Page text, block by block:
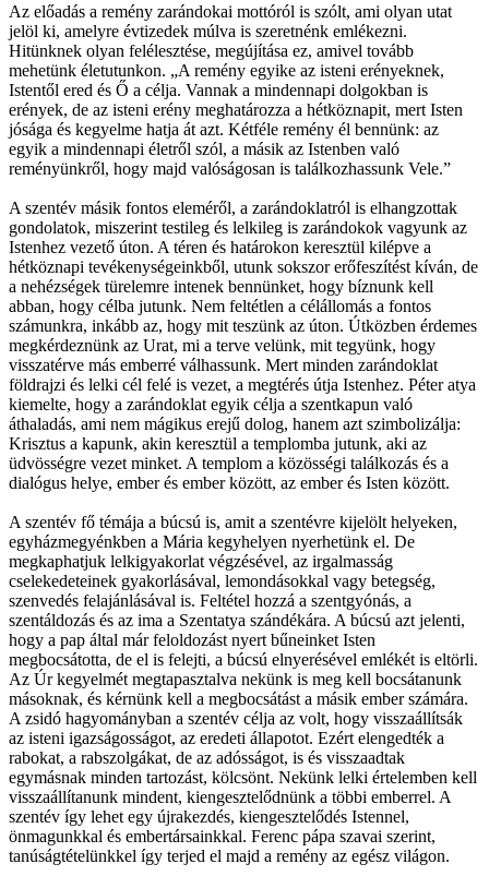
Az előadás a remény zarándokai mottóról is szólt, ami olyan utat
jelöl ki, amelyre évtizedek múlva is szeretnénk emlékezni.
Hitünknek olyan felélesztése, megújítása ez, amivel tovább
mehetünk életutunkon. „A remény egyike az isteni erényeknek,
Istentől ered és Ő a célja. Vannak a mindennapi dolgokban is
erények, de az isteni erény meghatározza a hétköznapit, mert Isten
jósága és kegyelme hatja át azt. Kétféle remény él bennünk: az
egyik a mindennapi életről szól, a másik az Istenben való
reményünkről, hogy majd valóságosan is találkozhassunk Vele.”
A szentév másik fontos eleméről, a zarándoklatról is elhangzottak
gondolatok, miszerint testileg és lelkileg is zarándokok vagyunk az
Istenhez vezető úton. A téren és határokon keresztül kilépve a
hétköznapi tevékenységeinkből, utunk sokszor erőfeszítést kíván, de
a nehézségek türelemre intenek bennünket, hogy bíznunk kell
abban, hogy célba jutunk. Nem feltétlen a célállomás a fontos
számunkra, inkább az, hogy mit teszünk az úton. Útközben érdemes
megkérdeznünk az Urat, mi a terve velünk, mit tegyünk, hogy
visszatérve más emberré válhassunk. Mert minden zarándoklat
földrajzi és lelki cél felé is vezet, a megtérés útja Istenhez. Péter atya
kiemelte, hogy a zarándoklat egyik célja a szentkapun való
áthaladás, ami nem mágikus erejű dolog, hanem azt szimbolizálja:
Krisztus a kapunk, akin keresztül a templomba jutunk, aki az
üdvösségre vezet minket. A templom a közösségi találkozás és a
dialógus helye, ember és ember között, az ember és Isten között.
A szentév fő témája a búcsú is, amit a szentévre kijelölt helyeken,
egyházmegyénkben a Mária kegyhelyen nyerhetünk el. De
megkaphatjuk lelkigyakorlat végzésével, az irgalmasság
cselekedeteinek gyakorlásával, lemondásokkal vagy betegség,
szenvedés felajánlásával is. Feltétel hozzá a szentgyónás, a
szentáldozás és az ima a Szentatya szándékára. A búcsú azt jelenti,
hogy a pap által már feloldozást nyert bűneinket Isten
megbocsátotta, de el is felejti, a búcsú elnyerésével emlékét is eltörli.
Az Úr kegyelmét megtapasztalva nekünk is meg kell bocsátanunk
másoknak, és kérnünk kell a megbocsátást a másik ember számára.
A zsidó hagyományban a szentév célja az volt, hogy visszaállítsák
az isteni igazságosságot, az eredeti állapotot. Ezért elengedték a
rabokat, a rabszolgákat, de az adósságot, is és visszaadtak
egymásnak minden tartozást, kölcsönt. Nekünk lelki értelemben kell
visszaállítanunk mindent, kiengesztelődnünk a többi emberrel. A
szentév így lehet egy újrakezdés, kiengesztelődés Istennel,
önmagunkkal és embertársainkkal. Ferenc pápa szavai szerint,
tanúságtételünkkel így terjed el majd a remény az egész világon.